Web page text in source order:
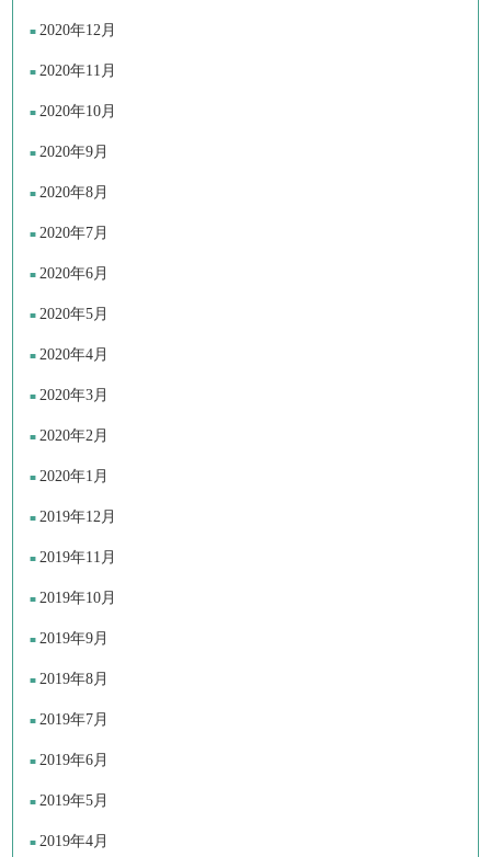
2020年12月
2020年11月
2020年10月
2020年9月
2020年8月
2020年7月
2020年6月
2020年5月
2020年4月
2020年3月
2020年2月
2020年1月
2019年12月
2019年11月
2019年10月
2019年9月
2019年8月
2019年7月
2019年6月
2019年5月
2019年4月